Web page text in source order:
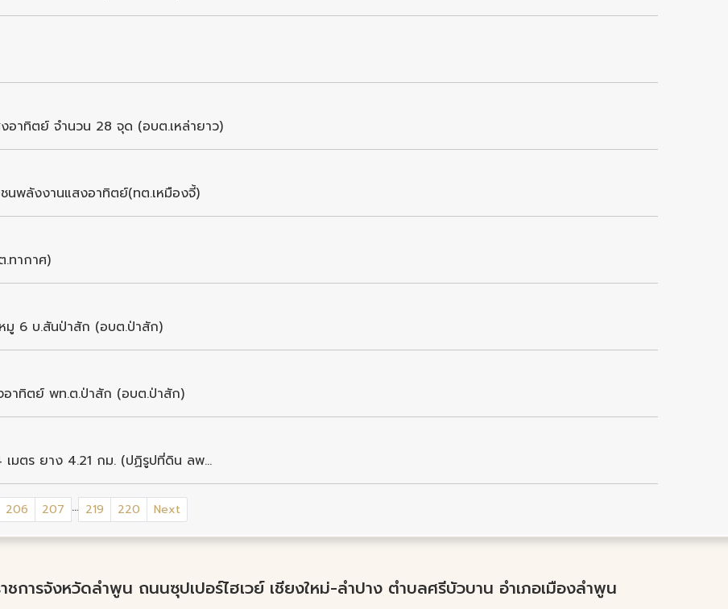
อาทิตย์ จำนวน 28 จุด (อบต.เหล่ายาว)
นพลังงานแสงอาทิตย์(ทต.เหมืองจี้)
ทากาศ)
มู 6 บ.สันป่าสัก (อบต.ป่าสัก)
อาทิตย์ พท.ต.ป่าสัก (อบต.ป่าสัก)
เมตร ยาง 4.21 กม. (ปฏิรูปที่ดิน ลพ...
206 207 ... 219 220 Next
การจังหวัดลำพูน ถนนซุปเปอร์ไฮเวย์ เชียงใหม่-ลำปาง ตำบลศรีบัวบาน อำเภอเมืองลำพูน